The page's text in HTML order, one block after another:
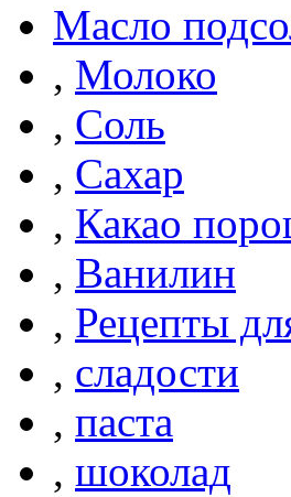
Масло
, Молоко
, Соль
, Сахар
, Какао
, Ванилин
, Рецепты
, сладости
, паста
, шоколад